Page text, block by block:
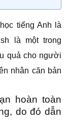
tiếng Anh là
là một trong
quả cho người
nhân căn bản
hoàn toàn
do đó dẫn